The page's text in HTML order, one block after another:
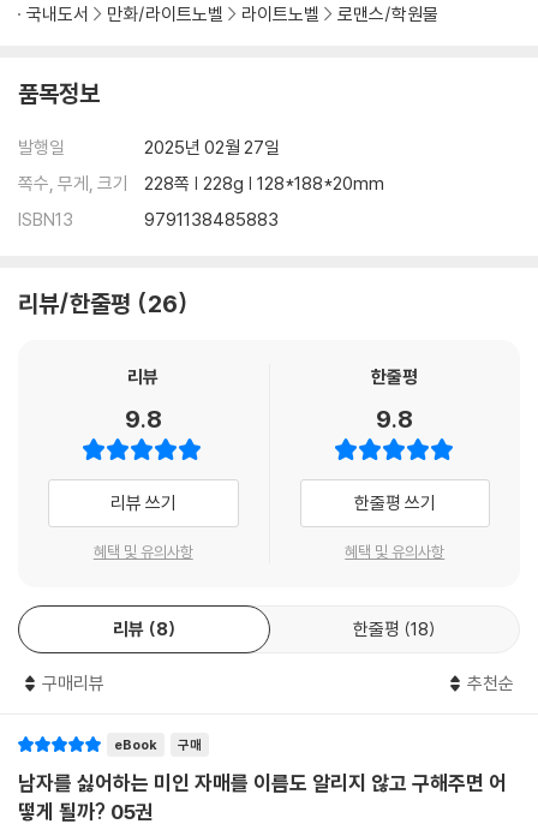
국내도서 만화/라이트노벨 라이트노벨 로맨스/학원물
품목정보
발행일
2025년 02월 27일
쪽수, 무게, 크기
228쪽 | 228g | 128*188*20mm
ISBN13
9791138485883
리뷰/한줄평 26
리뷰
9.8
리뷰 쓰기
혜택 및 유의사항
한줄평
9.8
한줄평 쓰기
혜택 및 유의사항
리뷰 8 한줄평 18
구매리뷰 추천순
eBook 구매
남자를 싫어하는 미인 자매를 이름도 알리지 않고 구해주면 어
떻게 될까? 05권